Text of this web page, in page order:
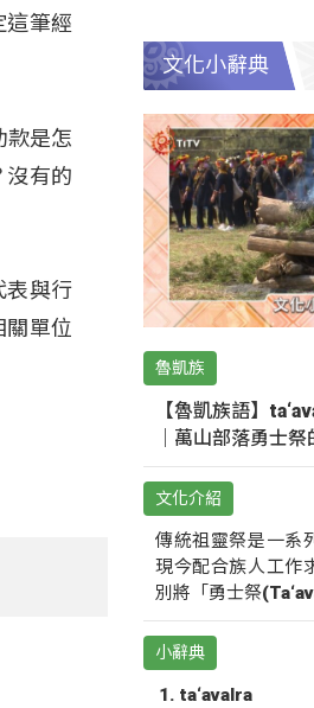
這筆經
款是怎
沒有的
表與行
關單位
文化小辭典
魯凱族
【魯凱族語】
｜萬山部落勇士祭
文化介紹
傳統祖靈祭是一系
現今配合族人工作
別將「勇士祭
小辭典
ta‘avalra